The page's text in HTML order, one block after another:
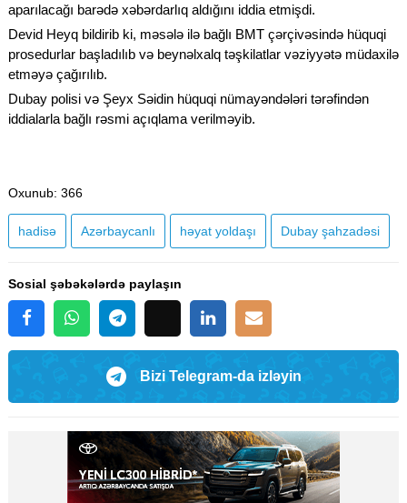
aparılacağı barədə xəbərdarlıq aldığını iddia etmişdi.
Devid Heyq bildirib ki, məsələ ilə bağlı BMT çərçivəsində hüquqi
prosedurlar başladılıb və beynəlxalq təşkilatlar vəziyyətə müdaxilə
etməyə çağırılıb.
Dubay polisi və Şeyx Səidin hüquqi nümayəndələri tərəfindən
iddialarla bağlı rəsmi açıqlama verilməyib.
Oxunub: 366
hadisə Azərbaycanlı həyat yoldaşı Dubay şahzadəsi
Sosial şəbəkələrdə paylaşın
Bizi Telegram-da izləyin